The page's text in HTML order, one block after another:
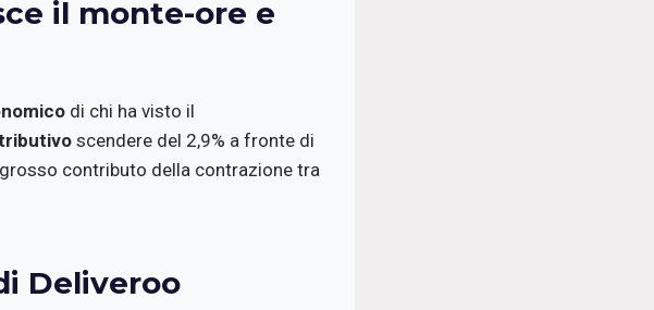
il monte-ore e
di chi ha visto il
scendere del 2,9% a fronte di
contributo della contrazione tra
Deliveroo